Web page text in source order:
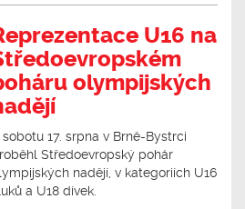
U16 na
olympijských
sobotu 17. srpna v Brně-Bystrci
Středoevropský pohár
nadějí, v kategoriích U16
a U18 dívek.